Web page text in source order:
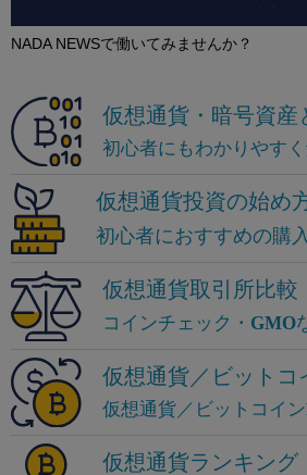
NADA NEWSで働いてみませんか？